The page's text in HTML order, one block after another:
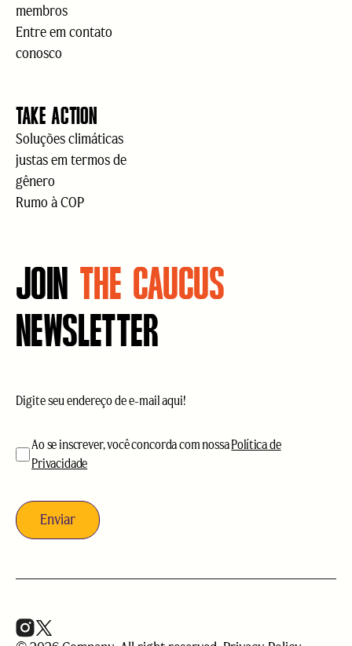
membros
Entre em contato
conosco
TAKE ACTION
Soluções climáticas
justas em termos de
gênero
Rumo à COP
JOIN THE CAUCUS
NEWSLETTER
mail(obrigatório)
aceitação(obrigatório)
Ao se inscrever, você concorda com nossaPolítica de
Privacidade